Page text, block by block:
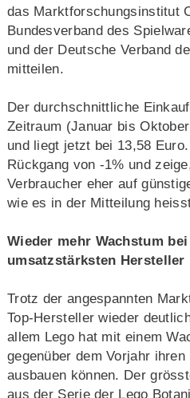
das Marktforschungsinstitut
Bundesverband des
und der Deutsche Verband
mitteilen.
Der durchschnittliche
Zeitraum (Januar bis
und liegt jetzt bei 13,58
Rückgang von -1% und
Verbraucher eher auf
wie es in der Mitteilung
Wieder mehr Wachstum
umsatzstärksten Hersteller
Trotz der angespannten
Top-Hersteller wieder
allem Lego hat mit einem
gegenüber dem Vorjahr
ausbauen können. Der
aus der Serie der Lego